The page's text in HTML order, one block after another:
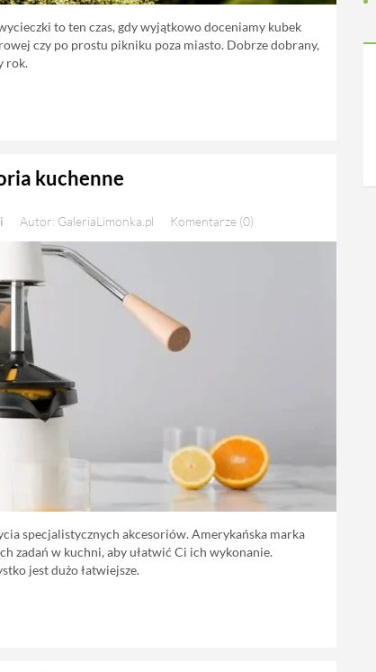
to ten czas, gdy wyjątkowo doceniamy kubek
czy po prostu pikniku poza miasto. Dobrze dobrany,
rok.
kuchenne
Autor: GaleriaLimonka.pl Komentarze (0)
specjalistycznych akcesoriów. Amerykańska marka
zadań w kuchni, aby ułatwić Ci ich wykonanie.
jest dużo łatwiejsze.